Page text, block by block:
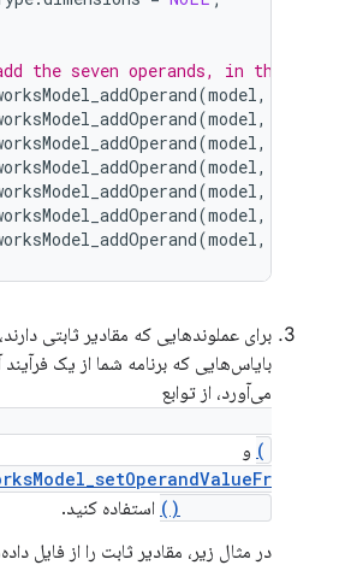
the seven operands, in the
(model,
(model,
(model,
(model,
(model,
(model,
(model,
برای عملوندهایی که مقادیر ثابتی
بایاس‌هایی که برنامه شما از یک
می‌آورد، از توابع
) و
استفاده کنید.
در مثال زیر، مقادیر ثابت را از فایل